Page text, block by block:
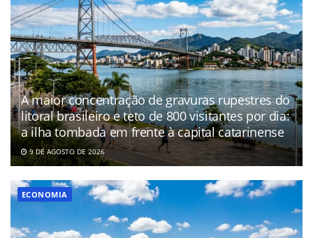
A maior concentração de gravuras rupestres do
litoral brasileiro e teto de 800 visitantes por dia:
a ilha tombada em frente à capital catarinense
9 DE AGOSTO DE 2026
ECONOMIA